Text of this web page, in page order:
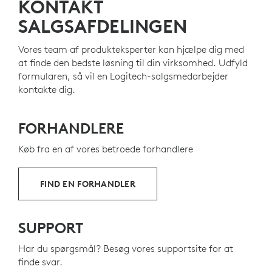
FREMSTILLET MED GENBRUGSPLAST
Plastdelene i Signature Slim Wired Combo MK620 for
Business inkluderer certificeret genvundet plast fra
forbrugsaffald – 66 % for tastaturet, 71 % for musen
for at give nyt liv til udtjent plast fra gammel
CO2-fodaftryk.
OM GENBRUGSPLAST
KONTAKT
SALGSAFDELINGEN
Vores team af produkteksperter kan hjælpe dig med
at finde den bedste løsning til din virksomhed. Udfyld
formularen, så vil en Logitech-salgsmedarbejder
kontakte dig.
FORHANDLERE
Køb fra en af vores betroede forhandlere
FIND EN FORHANDLER
SUPPORT
Har du spørgsmål? Besøg vores supportsite for at
finde svar.